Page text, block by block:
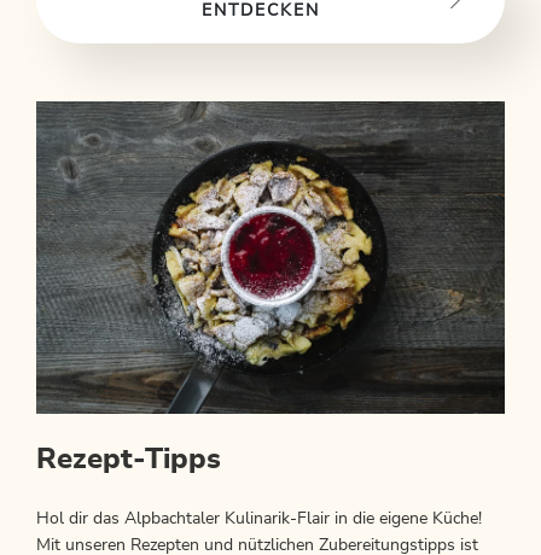
ENTDECKEN
Rezept-Tipps
Hol dir das Alpbachtaler Kulinarik-Flair in die eigene Küche!
Mit unseren Rezepten und nützlichen Zubereitungstipps ist